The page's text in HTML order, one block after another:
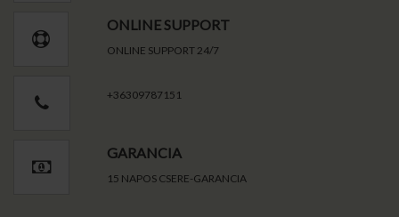
ONLINE SUPPORT
ONLINE SUPPORT 24/7
+36309787151
GARANCIA
15 NAPOS CSERE-GARANCIA